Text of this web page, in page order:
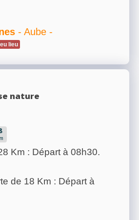
- Aube -
lieu
nature
Km : Départ à 08h30.
de 18 Km : Départ à